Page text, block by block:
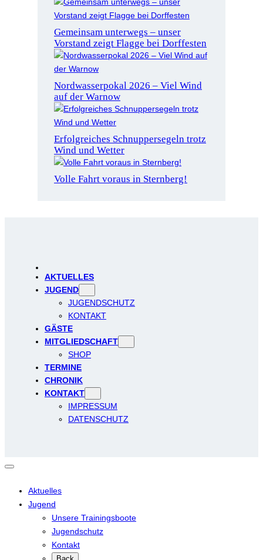
Gemeinsam unterwegs – unser
Vorstand zeigt Flagge bei Dorffesten
Nordwasserpokal 2026 – Viel Wind
auf der Warnow
Erfolgreiches Schnuppersegeln trotz
Wind und Wetter
Volle Fahrt voraus in Sternberg!
AKTUELLES
JUGEND
JUGENDSCHUTZ
KONTAKT
GÄSTE
MITGLIEDSCHAFT
SHOP
TERMINE
CHRONIK
KONTAKT
IMPRESSUM
DATENSCHUTZ
Aktuelles
Jugend
Unsere Trainingsboote
Jugendschutz
Kontakt